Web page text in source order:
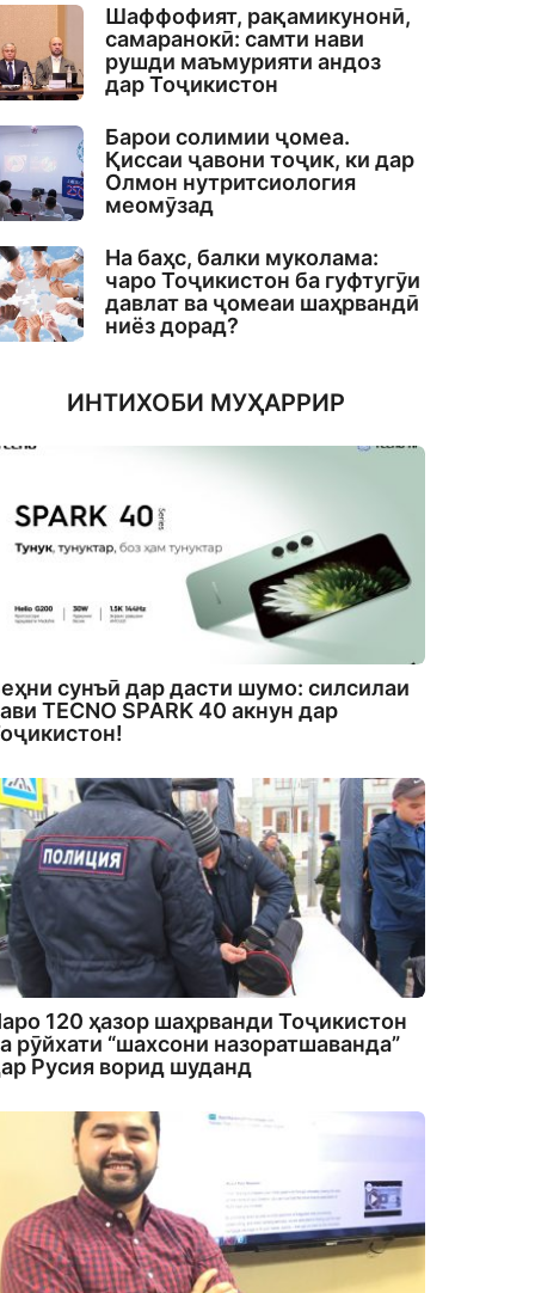
Шаффофият, рақамикунонӣ,
самаранокӣ: самти нави
рушди маъмурияти андоз
дар Тоҷикистон
Барои солимии ҷомеа.
Қиссаи ҷавони тоҷик, ки дар
Олмон нутритсиология
меомӯзад
На баҳс, балки муколама:
чаро Тоҷикистон ба гуфтугӯи
давлат ва ҷомеаи шаҳрвандӣ
ниёз дорад?
ИНТИХОБИ МУҲАРРИР
сунъӣ дар дасти шумо: силсилаи
TECNO SPARK 40 акнун дар
120 ҳазор шаҳрванди Тоҷикистон
рӯйхати “шахсони назоратшаванда”
Русия ворид шуданд